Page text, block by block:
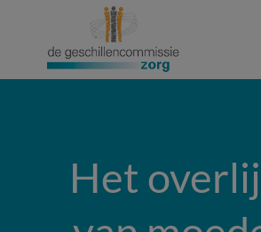
Het